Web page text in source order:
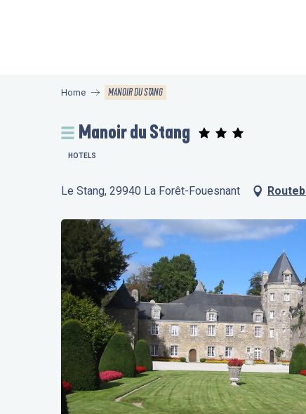
Home MANOIR DU STANG
Manoir du Stang
HOTELS
Le Stang, 29940 La Forêt-Fouesnant